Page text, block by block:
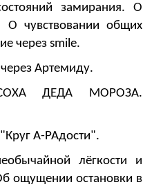
замирания. О
О чувствовании общих
через smile.
Артемиду.
ДЕДА МОРОЗА.
А-РАдости".
лёгкости и
ощущении остановки в